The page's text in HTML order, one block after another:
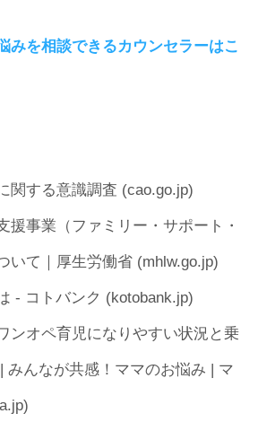
みを相談できるカウンセラーはこ
関する意識調査 (cao.go.jp)
援事業（ファミリー・サポート・
いて｜厚生労働省 (mhlw.go.jp)
- コトバンク (kotobank.jp)
ンオペ育児になりやすい状況と乗
みんなが共感！ママのお悩み | マ